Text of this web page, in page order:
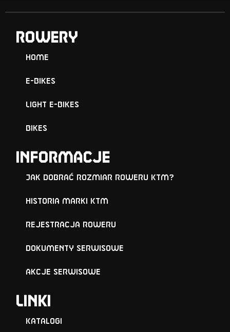
ROWERY
Home
E-Bikes
Light E-Bikes
Bikes
Informacje
Jak dobrać rozmiar roweru KTM?
Historia marki KTM
Rejestracja roweru
Dokumenty serwisowe
Akcje serwisowe
Linki
Katalogi